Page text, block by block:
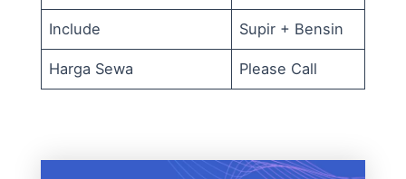
Include Supir + Bensin
Harga Sewa Please Call